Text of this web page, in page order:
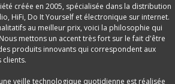
créée en 2005, spécialisée dans la distribution
HiFi, Do It Yourself et électronique sur internet.
au meilleur prix, voici la philosophie qui
mettons un accent très fort sur le fait d'être
produits innovants qui correspondent aux
clients.
veille technologique quotidienne est réalisée